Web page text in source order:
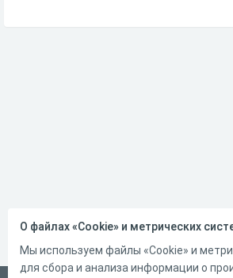
О файлах «Cookie» и метрических
Мы используем файлы «Cookie» и
для сбора и анализа информации о